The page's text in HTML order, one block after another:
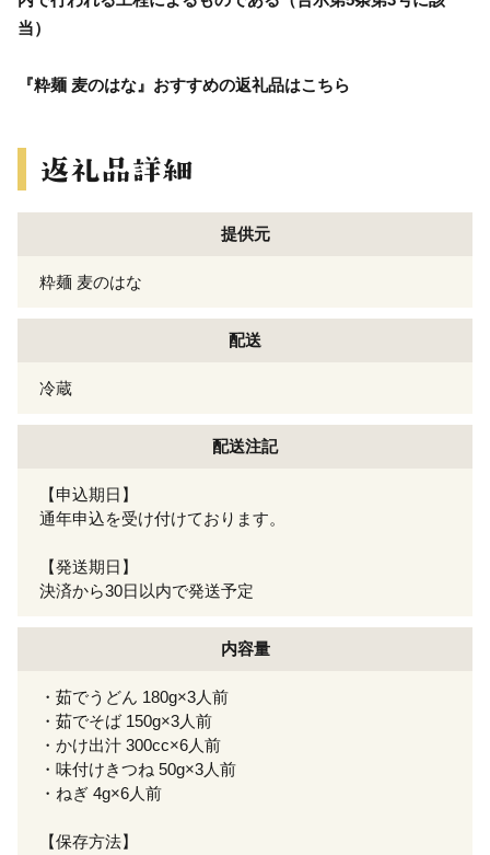
当）
『粋麺 麦のはな』おすすめの返礼品はこちら
提供元
粋麺 麦のはな
配送
冷蔵
配送注記
【申込期日】
通年申込を受け付けております。
【発送期日】
決済から30日以内で発送予定
内容量
・茹でうどん 180g×3人前
・茹でそば 150g×3人前
・かけ出汁 300cc×6人前
・味付けきつね 50g×3人前
・ねぎ 4g×6人前
【保存方法】